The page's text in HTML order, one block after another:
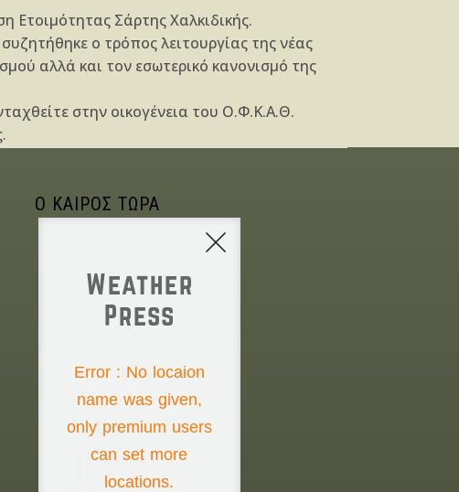
Σάρτης Χαλκιδικής.
ο τρόπος λειτουργίας της νέας
αλλά και τον εσωτερικό κανονισμό της
στην οικογένεια του Ο.Φ.Κ.Α.Θ.
Ο ΚΑΙΡΟΣ ΤΩΡΑ
Weather
Press
Error : No locaion
name was given,
only premium users
can set more
locations.
Saturday the 8th
00°